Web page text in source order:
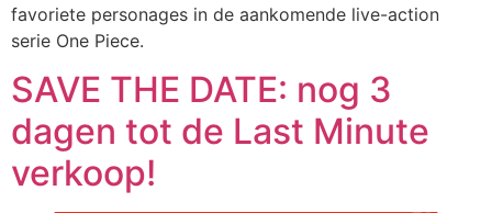
favoriete personages in de aankomende live-action
serie One Piece.
SAVE THE DATE: nog 3
dagen tot de Last Minute
verkoop!